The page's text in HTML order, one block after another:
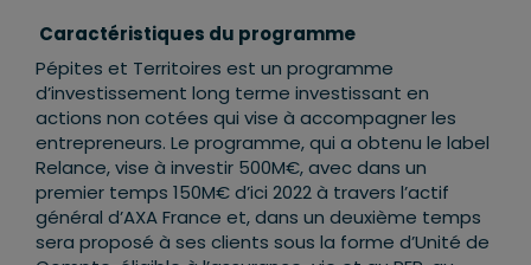
Caractéristiques du programme
Pépites et Territoires est un programme
d’investissement long terme investissant en
actions non cotées qui vise à accompagner les
entrepreneurs. Le programme, qui a obtenu le label
Relance, vise à investir 500M€, avec dans un
premier temps 150M€ d’ici 2022 à travers l’actif
général d’AXA France et, dans un deuxième temps
sera proposé à ses clients sous la forme d’Unité de